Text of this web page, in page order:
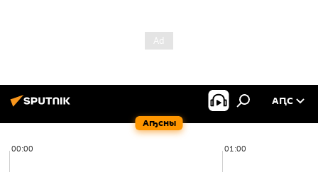
Аҧсны
АԤС
00:00 01:00